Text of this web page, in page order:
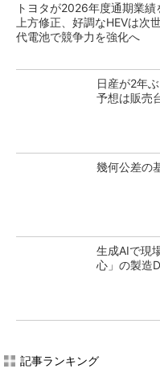
トヨタが2026年度通期業績
上方修正、好調なHEVは次
代電池で競争力を強化へ
日産が2年
予想は販売
幾何公差の
生成AIで現
心」の製造
記事ランキング